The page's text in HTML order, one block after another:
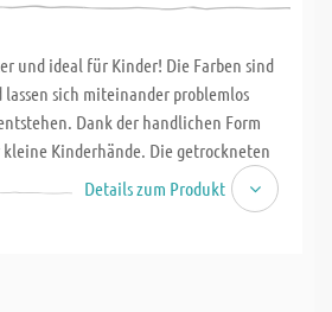
und ideal für Kinder! Die Farben sind
sich miteinander problemlos
Dank der handlichen Form
Kinderhände. Die getrockneten
werden - so kannst Du Deine Fenster
umgestalten! Mit Window Colors
Details zum Produkt